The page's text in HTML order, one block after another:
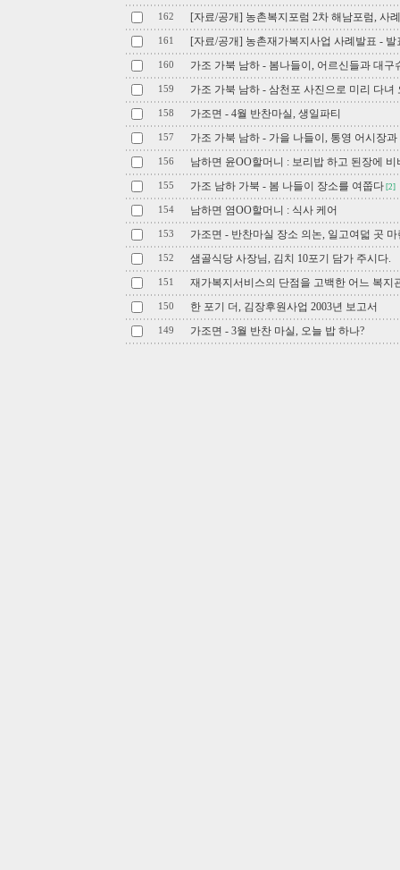
162 [자료/공개] 농촌복지포럼 2차 해남포럼, 사
161 [자료/공개] 농촌재가복지사업 사례발표 - 발
160 가조 가북 남하 - 봄나들이, 어르신들과 대구
159 가조 가북 남하 - 삼천포 사진으로 미리 다녀
158 가조면 - 4월 반찬마실, 생일파티
157 가조 가북 남하 - 가을 나들이, 통영 어시장
156 남하면 윤OO할머니 : 보리밥 하고 된장에
155 가조 남하 가북 - 봄 나들이 장소를 여쭙다 [2]
154 남하면 염OO할머니 : 식사 케어
153 가조면 - 반찬마실 장소 의논, 일고여덟 곳 마
152 샘골식당 사장님, 김치 10포기 담가 주시다.
151 재가복지서비스의 단점을 고백한 어느 복지
150 한 포기 더, 김장후원사업 2003년 보고서
149 가조면 - 3월 반찬 마실, 오늘 밥 하나?